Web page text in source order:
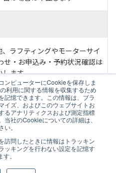
ンピューターにCookieを保存しま
利用に関する情報を収集するため
記憶できます。この情報は、ブラ
イズ、およびこのウェブサイトお
るアナリティクスおよび測定指標
社のCookieについての詳細は、
。
訪問したときに情報はトラッキン
ッキングを行わない設定を記憶す
。
ラフティングやモーターサイ
・お申込み・予約状況確認は
します。
ご紹介する各施設が企画・実施して
利は、原則として各施設に帰属しま
各施設の承認が必要です。 ●この
参加を検討する場合のみご自由に複
他の目的に利用する場合、下記にお
ラベル株式会社 ☎026-228-8611